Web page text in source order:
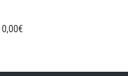
0,00€